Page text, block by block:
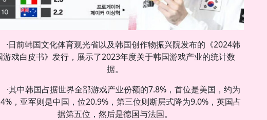
·日前韩国文化体育观光省以及韩国创作物振兴院发布的《2024韩
游戏白皮书》发行，展示了2023年度关于韩国游戏产业的统计数
据。
·其中韩国占据世界全部游戏产业份额的7.8%，首位是美国，约为
，亚军则是中国，位20.9%，第三位则断层式降为9.0%，英国占
据第五位，然后是德国与法国。